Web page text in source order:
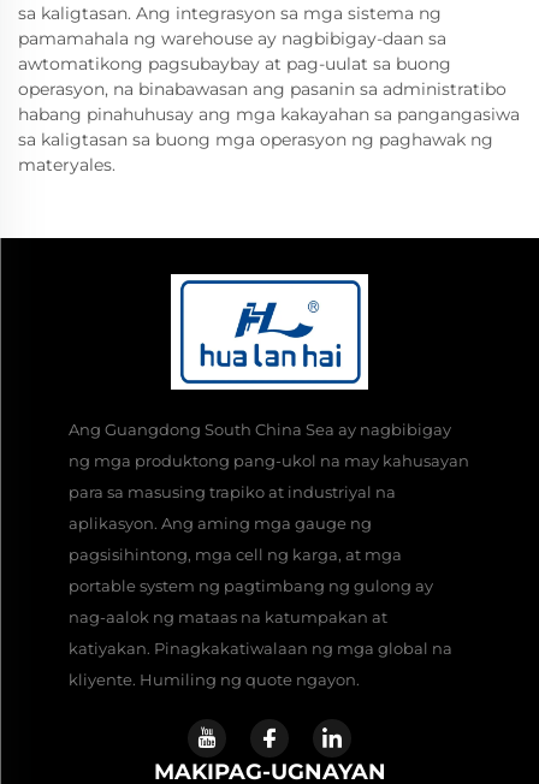
sa kaligtasan. Ang integrasyon sa mga sistema ng
pamamahala ng warehouse ay nagbibigay-daan sa
awtomatikong pagsubaybay at pag-uulat sa buong
operasyon, na binabawasan ang pasanin sa administratibo
habang pinahuhusay ang mga kakayahan sa pangangasiwa
sa kaligtasan sa buong mga operasyon ng paghawak ng
materyales.
Ang Guangdong South China Sea ay nagbibigay
ng mga produktong pang-ukol na may kahusayan
para sa masusing trapiko at industriyal na
aplikasyon. Ang aming mga gauge ng
pagsisihintong, mga cell ng karga, at mga
portable system ng pagtimbang ng gulong ay
nag-aalok ng mataas na katumpakan at
katiyakan. Pinagkakatiwalaan ng mga global na
kliyente. Humiling ng quote ngayon.
MAKIPAG-UGNAYAN